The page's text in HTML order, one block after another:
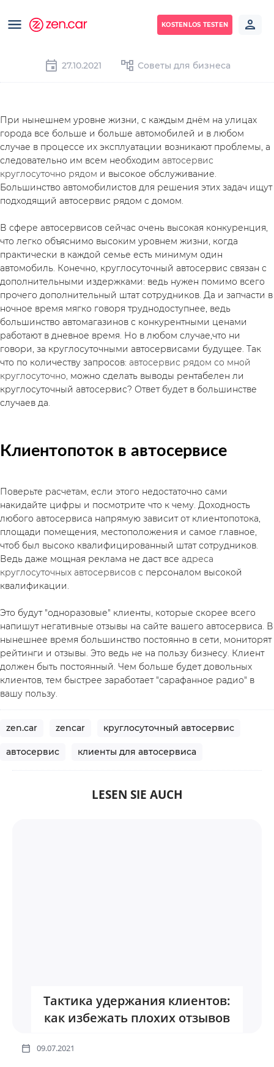
KOSTENLOS TESTEN
27.10.2021 Советы для бизнеса
При нынешнем уровне жизни, с каждым днём на улицах
города все больше и больше автомобилей и в любом
случае в процессе их эксплуатации возникают проблемы, а
следовательно им всем необходим автосервис
круглосуточно рядом и высокое обслуживание.
Большинство автомобилистов для решения этих задач ищут
подходящий автосервис рядом с домом.
В сфере автосервисов сейчас очень высокая конкуренция,
что легко объяснимо высоким уровнем жизни, когда
практически в каждой семье есть минимум один
автомобиль. Конечно, круглосуточный автосервис связан с
дополнительными издержками: ведь нужен помимо всего
прочего дополнительный штат сотрудников. Да и запчасти в
ночное время мягко говоря труднодоступнее, ведь
большинство автомагазинов с конкурентными ценами
работают в дневное время. Но в любом случае,что ни
говори, за круглосуточными автосервисами будущее. Так
что по количеству запросов: автосервис рядом со мной
круглосуточно, можно сделать выводы рентабелен ли
круглосуточный автосервис? Ответ будет в большинстве
случаев да.
Клиентопоток в автосервисе
Поверьте расчетам, если этого недостаточно сами
накидайте цифры и посмотрите что к чему. Доходность
любого автосервиса напрямую зависит от клиентопотока,
площади помещения, местоположения и самое главное,
чтоб был высоко квалифицированный штат сотрудников.
Ведь даже мощная реклама не даст все адреса
круглосуточных автосервисов с персоналом высокой
квалификации.
Это будут "одноразовые" клиенты, которые скорее всего
напишут негативные отзывы на сайте вашего автосервиса. В
нынешнее время большинство постоянно в сети, мониторят
рейтинги и отзывы. Это ведь не на пользу бизнесу. Клиент
должен быть постоянный. Чем больше будет довольных
клиентов, тем быстрее заработает "сарафанное радио" в
вашу пользу.
zen.car zencar круглосуточный автосервис
автосервис клиенты для автосервиса
LESEN SIE AUCH
Тактика удержания клиентов:
как избежать плохих отзывов
09.07.2021